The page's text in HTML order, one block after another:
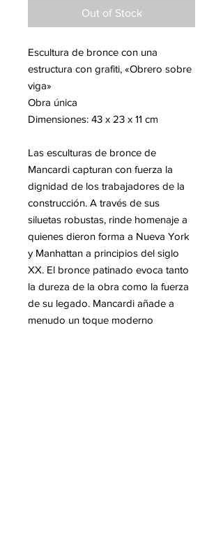
Out of Stock
Escultura de bronce con una
estructura con grafiti, «Obrero sobre
viga»
Obra única
Dimensiones: 43 x 23 x 11 cm
Las esculturas de bronce de
Mancardi capturan con fuerza la
dignidad de los trabajadores de la
construcción. A través de sus
siluetas robustas, rinde homenaje a
quienes dieron forma a Nueva York
y Manhattan a principios del siglo
XX. El bronce patinado evoca tanto
la dureza de la obra como la fuerza
de su legado. Mancardi añade a
menudo un toque moderno